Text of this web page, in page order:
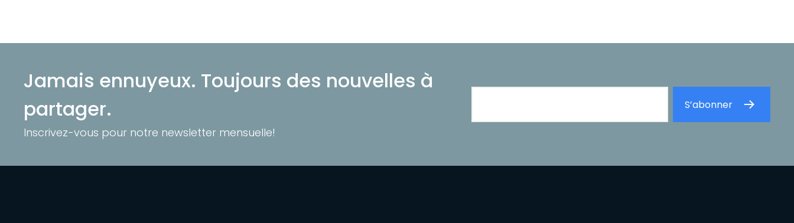
Jamais ennuyeux. Toujours des nouvelles à
partager.
Inscrivez-vous pour notre newsletter mensuelle!